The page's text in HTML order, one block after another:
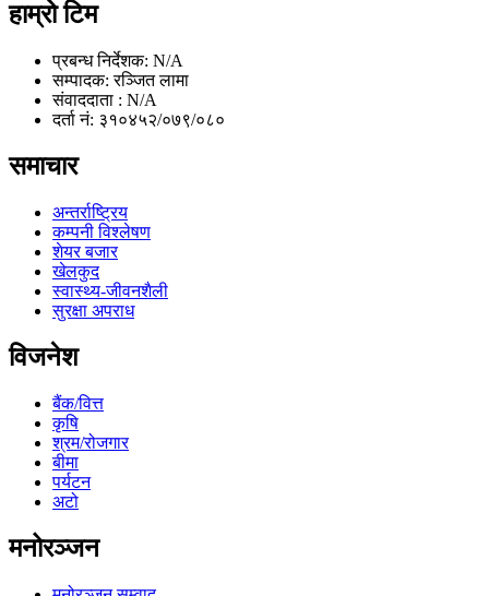
हाम्रो टिम
प्रबन्ध निर्देशक: N/A
सम्पादक: रञ्जित लामा
संवाददाता : N/A
दर्ता नं: ३१०४५२/०७९/०८०
समाचार
अन्तर्राष्ट्रिय
कम्पनी विश्लेषण
शेयर बजार
खेलकुद
स्वास्थ्य-जीवनशैली
सुरक्षा अपराध
विजनेश
बैंक/वित्त
कृषि
श्रम/रोजगार
बीमा
पर्यटन
अटो
मनोरञ्जन